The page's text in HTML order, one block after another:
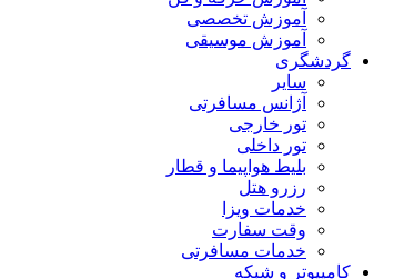
آموزش تخصصی
آموزش موسیقی
گردشگری
سایر
آژانس مسافرتی
تور خارجی
تور داخلی
بلیط هواپیما و قطار
رزرو هتل
خدمات ویزا
وقت سفارت
خدمات مسافرتی
کامپیوتر و شبکه